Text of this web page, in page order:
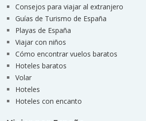
Consejos para viajar al extranjero
Guías de Turismo de España
Playas de España
Viajar con niños
Cómo encontrar vuelos baratos
Hoteles baratos
Volar
Hoteles
Hoteles con encanto